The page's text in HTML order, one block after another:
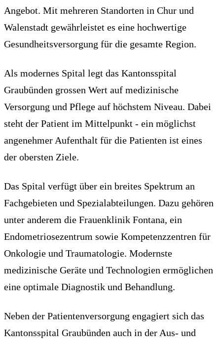
Angebot. Mit mehreren Standorten in Chur und
Walenstadt gewährleistet es eine hochwertige
Gesundheitsversorgung für die gesamte Region.
Als modernes Spital legt das Kantonsspital
Graubünden grossen Wert auf medizinische
Versorgung und Pflege auf höchstem Niveau. Dabei
steht der Patient im Mittelpunkt - ein möglichst
angenehmer Aufenthalt für die Patienten ist eines
der obersten Ziele.
Das Spital verfügt über ein breites Spektrum an
Fachgebieten und Spezialabteilungen. Dazu gehören
unter anderem die Frauenklinik Fontana, ein
Endometriosezentrum sowie Kompetenzzentren für
Onkologie und Traumatologie. Modernste
medizinische Geräte und Technologien ermöglichen
eine optimale Diagnostik und Behandlung.
Neben der Patientenversorgung engagiert sich das
Kantonsspital Graubünden auch in der Aus- und